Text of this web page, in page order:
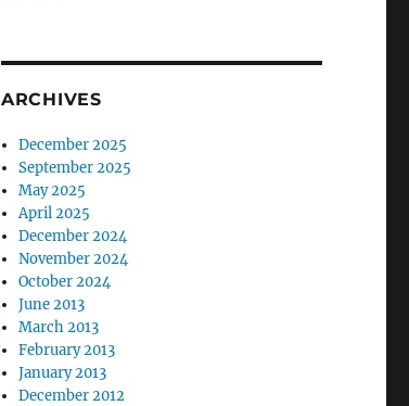
ARCHIVES
December 2025
September 2025
May 2025
April 2025
December 2024
November 2024
October 2024
June 2013
March 2013
February 2013
January 2013
December 2012